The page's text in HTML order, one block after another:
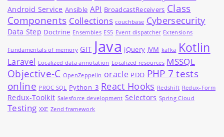
Android Service Ansible API BroadcastReceivers Class
Components Collections couchbase Cybersecurity
Data Step Doctrine Ensembles ES5 Event dispatcher Extensions
Fundamentals of memory GIT Java jQuery JVM kafka Kotlin
Laravel Localized data annotation Localized resources MSSQL
Objective-C OpenZeppelin oracle PDO PHP 7 tests
online PROC SQL Python_3 React Hooks Redshift Redux-Form
Redux-Toolkit Salesforce development Selectors Spring Cloud
Testing XXE Zend framework